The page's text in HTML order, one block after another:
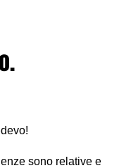
sono relative e